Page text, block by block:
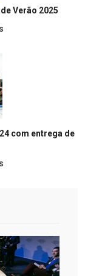
Verão 2025
com entrega de